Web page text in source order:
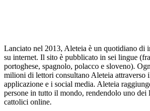
Lanciato nel 2013, Aleteia è un quotidiano di
su internet. Il sito è pubblicato in sei lingue
portoghese, spagnolo, polacco e sloveno).
milioni di lettori consultano Aleteia attraverso
applicazione e i social media. Aleteia
persone in tutto il mondo, rendendolo uno dei
cattolici online.